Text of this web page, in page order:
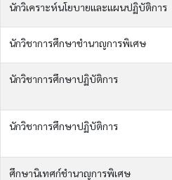
นักวิเคราะห์นโยบายและแผนปฏิบัติการ
นักวิชาการศึกษาชำนาญการพิเศษ
นักวิชาการศึกษาปฏิบัติการ
นักวิชาการศึกษาปฏิบัติการ
ศึกษานิเทศก์ชำนาญการพิเศษ